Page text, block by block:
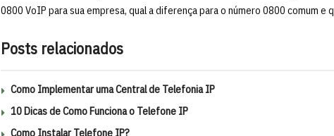
0800 VoIP para sua empresa, qual a diferença para o número 0800 comum
Posts relacionados
Como Implementar uma Central de Telefonia IP
10 Dicas de Como Funciona o Telefone IP
Como Instalar Telefone IP?